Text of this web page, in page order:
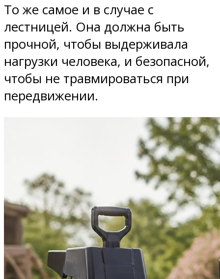
То же самое и в случае с
лестницей. Она должна быть
прочной, чтобы выдерживала
нагрузки человека, и безопасной,
чтобы не травмироваться при
передвижении.